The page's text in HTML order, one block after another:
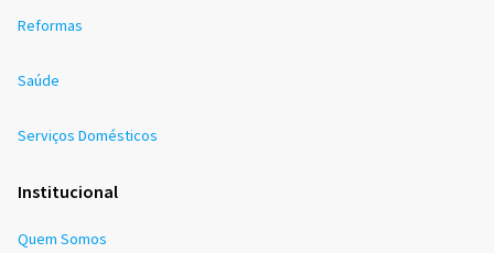
Reformas
Saúde
Serviços Domésticos
Institucional
Quem Somos